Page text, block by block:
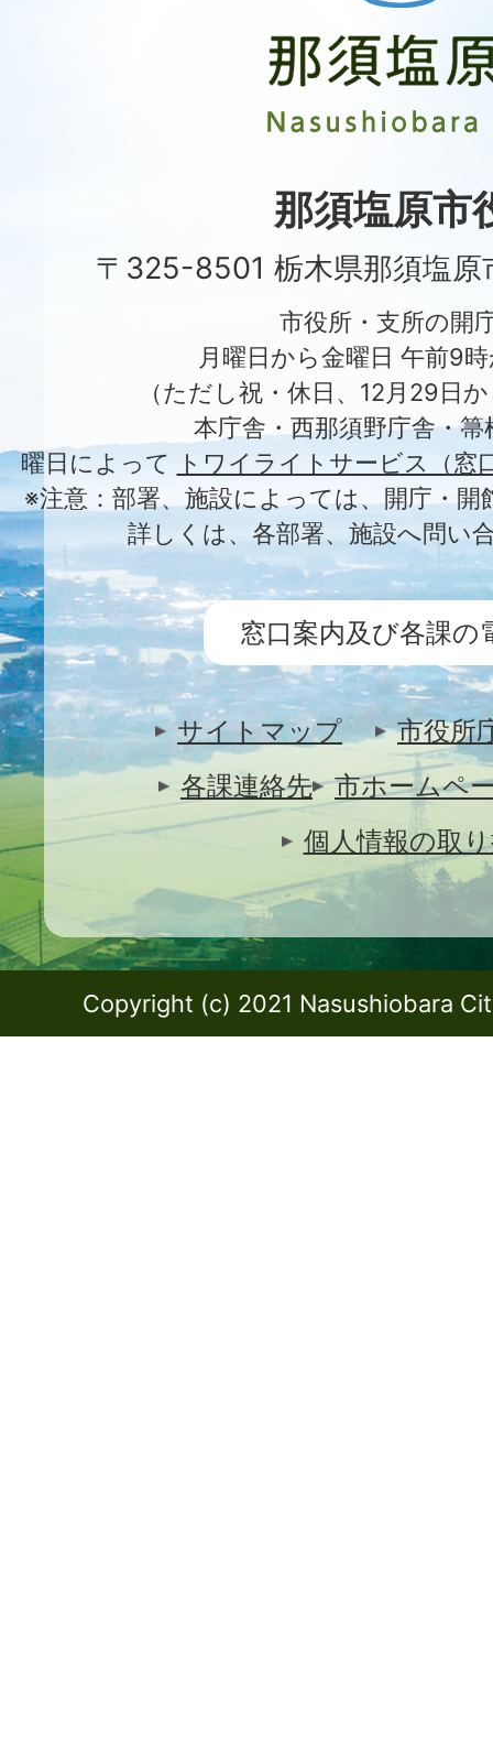
原
市
City
那須塩原市
〒325-8501 栃木県那須塩原
市役所・支所の開
月曜日から金曜日 午前9
（ただし祝・休日、12月29日
本庁舎・西那須野庁舎・
曜日によって
トワイライトサービス（窓
※注意：部署、施設によっては、開庁・
詳しくは、各部署、施設へ問い
窓口案内及び各課の
サイトマップ
市役所
各課連絡先
市ホームペ
個人情報の取
Copyright (c) 2021 Nasushiobara